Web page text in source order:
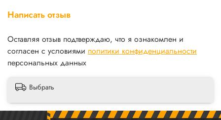
Написать отзыв
Оставляя отзыв подтверждаю, что я ознакомлен и
согласен с условиями политики конфиденциальности
персональных данных
Выбрать